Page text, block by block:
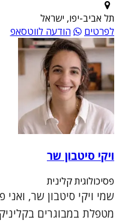
תל אביב-יפו, ישראל
לפרטים
הודעה לווטסאפ
ויקי סיטבון שר
פסיכולוגית קלינית
שמי ויקי סיטבון שר,
מטפלת במבוגרים